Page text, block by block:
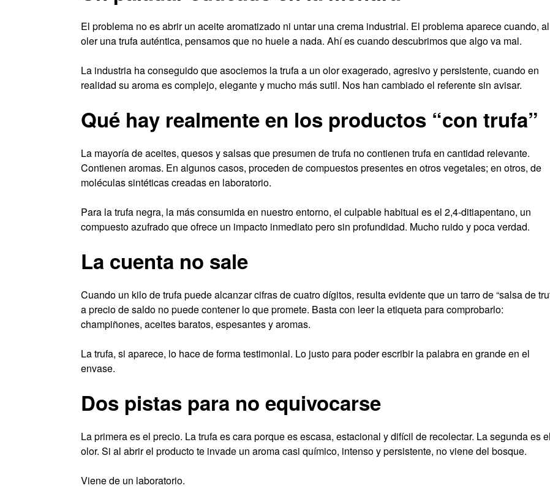
El problema no es abrir un aceite aromatizado ni untar una crema industrial. El problema aparece cuando, al
oler una trufa auténtica, pensamos que no huele a nada. Ahí es cuando descubrimos que algo va mal.
La industria ha conseguido que asociemos la trufa a un olor exagerado, agresivo y persistente, cuando en
realidad su aroma es complejo, elegante y mucho más sutil. Nos han cambiado el referente sin avisar.
Qué hay realmente en los productos “con trufa”
La mayoría de aceites, quesos y salsas que presumen de trufa no contienen trufa en cantidad relevante.
Contienen aromas. En algunos casos, proceden de compuestos presentes en otros vegetales; en otros, de
moléculas sintéticas creadas en laboratorio.
Para la trufa negra, la más consumida en nuestro entorno, el culpable habitual es el 2,4-ditiapentano, un
compuesto azufrado que ofrece un impacto inmediato pero sin profundidad. Mucho ruido y poca verdad.
La cuenta no sale
Cuando un kilo de trufa puede alcanzar cifras de cuatro dígitos, resulta evidente que un tarro de “salsa de
a precio de saldo no puede contener lo que promete. Basta con leer la etiqueta para comprobarlo:
champiñones, aceites baratos, espesantes y aromas.
La trufa, si aparece, lo hace de forma testimonial. Lo justo para poder escribir la palabra en grande en el
envase.
Dos pistas para no equivocarse
La primera es el precio. La trufa es cara porque es escasa, estacional y difícil de recolectar. La segunda es el
olor. Si al abrir el producto te invade un aroma casi químico, intenso y persistente, no viene del bosque.
Viene de un laboratorio.